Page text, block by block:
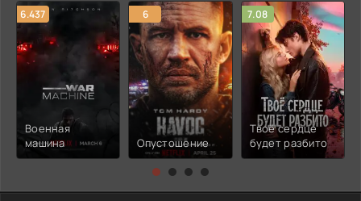
6.437
Военная
машина
6
Опустошение
7.08
Твоё сердце
будет разбито